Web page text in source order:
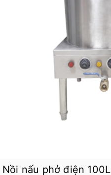
Nồi nấu phở điện 100L